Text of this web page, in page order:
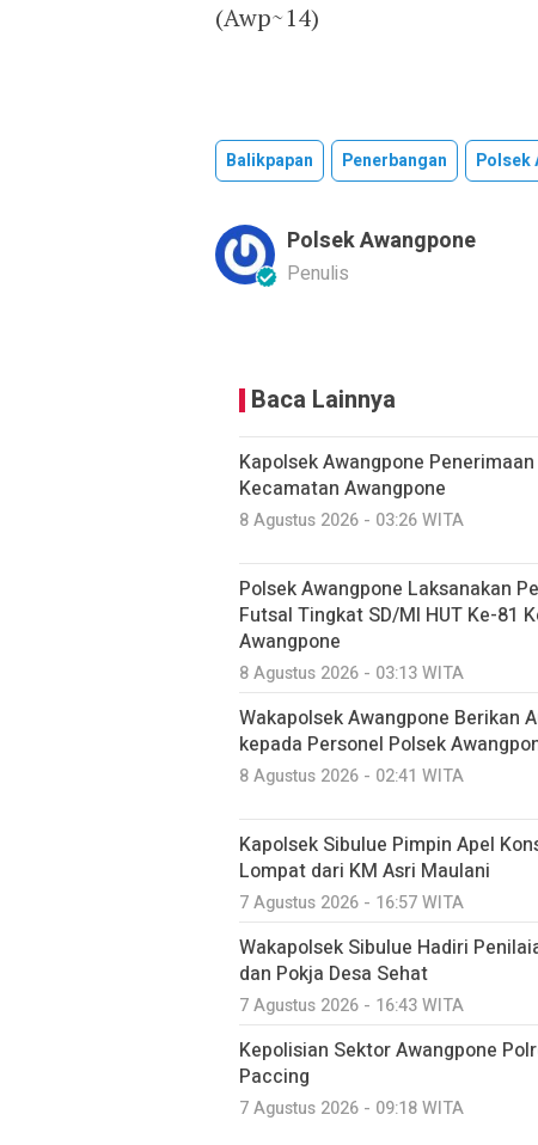
‎(Awp~14)
Balikpapan Penerbangan Polsek
Polsek Awangpone
Penulis
Baca Lainnya
‎Kapolsek Awangpone
Kecamatan Awangpone
8 Agustus 2026 - 03:26 WITA
Polsek Awangpone Laksanakan
Futsal Tingkat SD/MI HUT Ke-81
Awangpone
8 Agustus 2026 - 03:13 WITA
‎Wakapolsek Awangpone Berikan
kepada Personel Polsek
8 Agustus 2026 - 02:41 WITA
Kapolsek Sibulue Pimpin Apel
Lompat dari KM Asri Maulani
7 Agustus 2026 - 16:57 WITA
Wakapolsek Sibulue Hadiri
dan Pokja Desa Sehat
7 Agustus 2026 - 16:43 WITA
Kepolisian Sektor Awangpone
Paccing ‎
7 Agustus 2026 - 09:18 WITA